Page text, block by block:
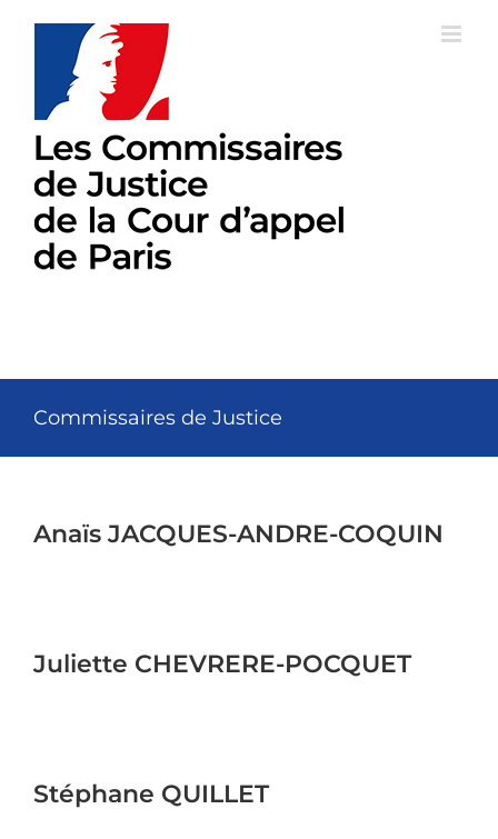
Commissaires de Justice
Anaïs JACQUES-ANDRE-COQUIN
Juliette CHEVRERE-POCQUET
Stéphane QUILLET